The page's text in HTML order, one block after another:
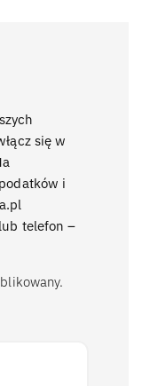
się w
i
telefon –